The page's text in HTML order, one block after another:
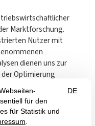
Marktforschung.
Nutzer mit
dienen uns zur
Optimierung
Die
nicht extern
Analysen mit